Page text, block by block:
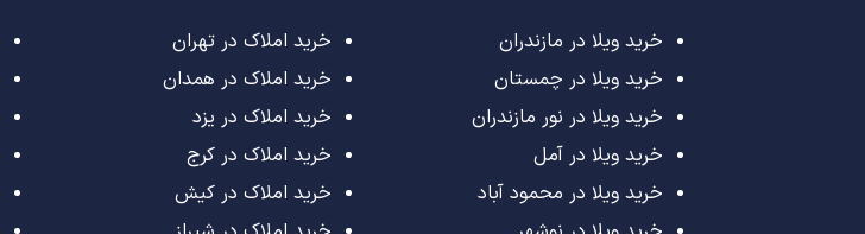
خرید ویلا در مازندران
خرید ویلا در چمستان
خرید ویلا در نور مازندران
خرید ویلا در آمل
خرید ویلا در محمود آباد
خرید املاک در تهران
خرید املاک در همدان
خرید املاک در یزد
خرید املاک در کرج
خرید املاک در کیش